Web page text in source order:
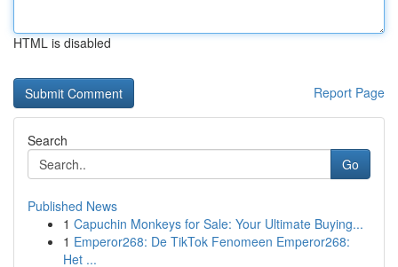
HTML is disabled
Report Page
Search
Go
Published News
1 Capuchin Monkeys for Sale: Your Ultimate Buying...
1 Emperor268: De TikTok Fenomeen Emperor268:
Het ...